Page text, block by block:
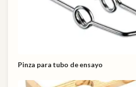
Pinza para tubo de ensayo